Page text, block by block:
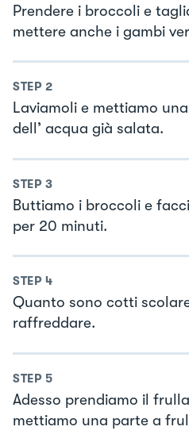
Prendere i broccoli e
mettere anche i gambi
STEP 2
Laviamoli e mettiamo
dell’ acqua già salata.
STEP 3
Buttiamo i broccoli e
per 20 minuti.
STEP 4
Quanto sono cotti
raffreddare.
STEP 5
Adesso prendiamo il
mettiamo una parte a